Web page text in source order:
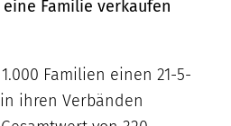
Familie verkaufen
Familien einen 21-5-
ihren Verbänden